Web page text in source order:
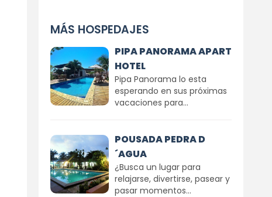
MÁS HOSPEDAJES
PIPA PANORAMA APART
HOTEL
Pipa Panorama lo esta
esperando en sus próximas
vacaciones para...
POUSADA PEDRA D
´AGUA
¿Busca un lugar para
relajarse, divertirse, pasear y
pasar momentos...